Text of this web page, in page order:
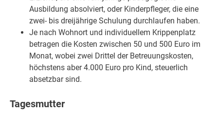
Ausbildung absolviert, oder Kinderpfleger, die eine
zwei- bis dreijährige Schulung durchlaufen haben.
Je nach Wohnort und individuellem Krippenplatz
betragen die Kosten zwischen 50 und 500 Euro im
Monat, wobei zwei Drittel der Betreuungskosten,
höchstens aber 4.000 Euro pro Kind, steuerlich
absetzbar sind.
Tagesmutter